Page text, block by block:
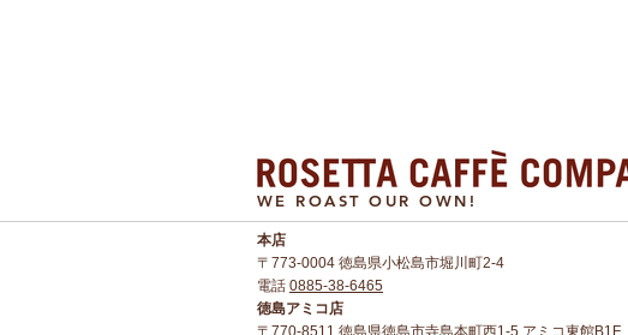
WE ROAST OUR OWN!
本店​
〒773-0004 徳島県小松島市堀川町2-4
電話 0885-38-6465
徳島アミコ店
〒770-8511 徳島県徳島市寺島本町西1-5 アミコ東館B1F